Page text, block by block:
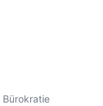
Bürokratie